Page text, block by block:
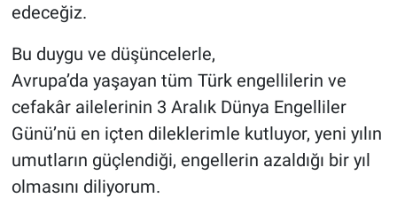
edeceğiz.
Bu duygu ve düşüncelerle,
Avrupa’da yaşayan tüm Türk engellilerin ve
cefakâr ailelerinin 3 Aralık Dünya Engelliler
Günü’nü en içten dileklerimle kutluyor, yeni yılın
umutların güçlendiği, engellerin azaldığı bir yıl
olmasını diliyorum.